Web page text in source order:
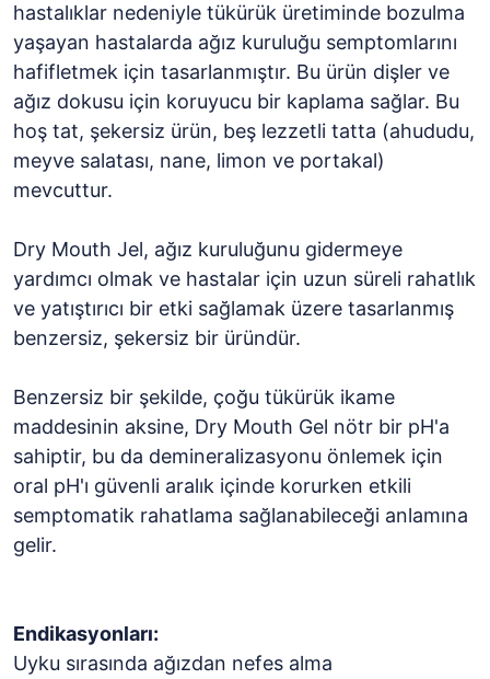
hastalıklar nedeniyle tükürük üretiminde bozulma
yaşayan hastalarda ağız kuruluğu semptomlarını
hafifletmek için tasarlanmıştır. Bu ürün dişler ve
ağız dokusu için koruyucu bir kaplama sağlar. Bu
hoş tat, şekersiz ürün, beş lezzetli tatta (ahududu,
meyve salatası, nane, limon ve portakal)
mevcuttur.
Dry Mouth Jel, ağız kuruluğunu gidermeye
yardımcı olmak ve hastalar için uzun süreli rahatlık
ve yatıştırıcı bir etki sağlamak üzere tasarlanmış
benzersiz, şekersiz bir üründür.
Benzersiz bir şekilde, çoğu tükürük ikame
maddesinin aksine, Dry Mouth Gel nötr bir pH'a
sahiptir, bu da demineralizasyonu önlemek için
oral pH'ı güvenli aralık içinde korurken etkili
semptomatik rahatlama sağlanabileceği anlamına
gelir.
Endikasyonları:
Uyku sırasında ağızdan nefes alma